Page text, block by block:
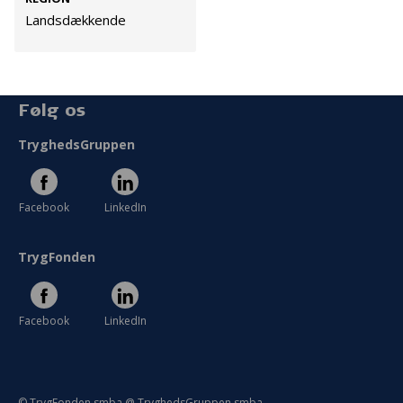
Landsdækkende
Persondata
Følg os
TryghedsGruppen
Facebook LinkedIn
TrygFonden
Facebook LinkedIn